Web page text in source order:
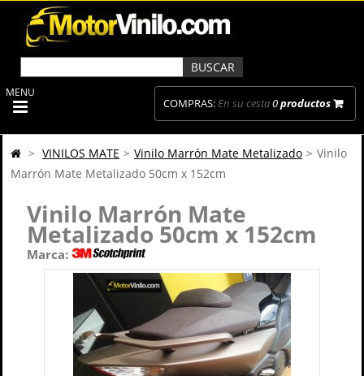
COMPRAS:En su cesta0productos
MENU
> VINILOS MATE > Vinilo Marrón Mate Metalizado > Vinilo
Marrón Mate Metalizado 50cm x 152cm
Vinilo Marrón Mate
Metalizado 50cm x 152cm
Marca: